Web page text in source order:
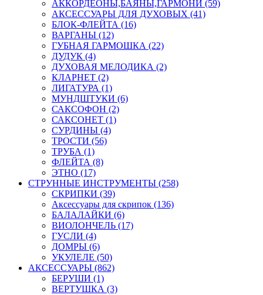
АККОРДЕОНЫ,БАЯНЫ,ГАРМОНИ (59)
АКСЕССУАРЫ ДЛЯ ДУХОВЫХ (41)
БЛОК-ФЛЕЙТА (16)
ВАРГАНЫ (12)
ГУБНАЯ ГАРМОШКА (22)
ДУДУК (4)
ДУХОВАЯ МЕЛОДИКА (2)
КЛАРНЕТ (2)
ЛИГАТУРА (1)
МУНДШТУКИ (6)
САКСОФОН (2)
САКСОНЕТ (1)
СУРДИНЫ (4)
ТРОСТИ (56)
ТРУБА (1)
ФЛЕЙТА (8)
ЭТНО (17)
СТРУННЫЕ ИНСТРУМЕНТЫ (258)
СКРИПКИ (39)
Аксессуары для скрипок (136)
БАЛАЛАЙКИ (6)
ВИОЛОНЧЕЛЬ (17)
ГУСЛИ (4)
ДОМРЫ (6)
УКУЛЕЛЕ (50)
АКСЕССУАРЫ (862)
БЕРУШИ (1)
ВЕРТУШКА (3)